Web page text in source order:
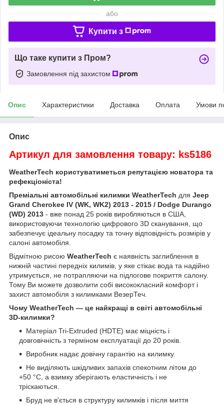
або
Купити з
Що таке купити з Пром?
Замовлення під захистом
Опис Характеристики Доставка Оплата Умови
Опис
Артикул для замовлення товару: ks5186
WeatherTech користуватиметься репутацією новатора та
рефекціоніста!
Преміальні автомобільні килимки WeatherTech для Jeep
Grand Cherokee IV (WK, WK2) 2013 - 2015 / Dodge Durango
(WD) 2013 - вже понад 25 років виробляються в США,
використовуючи технологію цифрового 3D сканування, що
забезпечує ідеальну посадку та точну відповідність розмірів у
салоні автомобіля.
Відмітною рисою WeatherTech є наявність заглиблення в
нижній частині передніх килимів, у яке стікає вода та надійно
утримується, не потрапляючи на підлогове покриття салону.
Тому Ви можете дозволити собі висококласний комфорт і
захист автомобіля з килимками ВезерТеч.
Чому WeatherTech — це найкращі в світі автомобільні
3D-килимки?
Матеріал Tri-Extruded (HDTE) має міцність і
довговічність з терміном експлуатації до 20 років.
Виробник надає довічну гарантію на килимку.
Не виділяють шкідливих запахів спекотним літом до
+50 °C, а взимку зберігають еластичність і не
тріскаються.
Бруд не в'ється в структуру килимків і після миття